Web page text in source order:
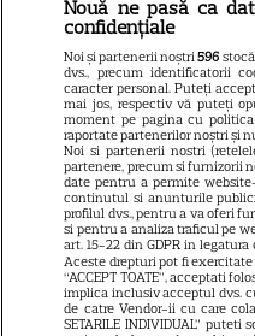
pe
Nouă ne pasă ca
confidențiale
Noi și partenerii noștri596
dvs., precum identificatorii
caracter personal. Puteți
mai jos, respectiv vă puteți
moment pe pagina cu
raportate partenerilor noștri și
Noi si partenerii nostri
partenere, precum si furnizorii
date pentru a permite
continutul si anunturile
profilul dvs., pentru a va oferi
si pentru a analiza traficul pe
art. 15-22 din GDPR in
Aceste drepturi pot fi
“ACCEPT TOATE”, acceptati
implica inclusiv acceptul dvs.
de catre Vendor-ii cu care
SETARILE INDIVIDUAL”